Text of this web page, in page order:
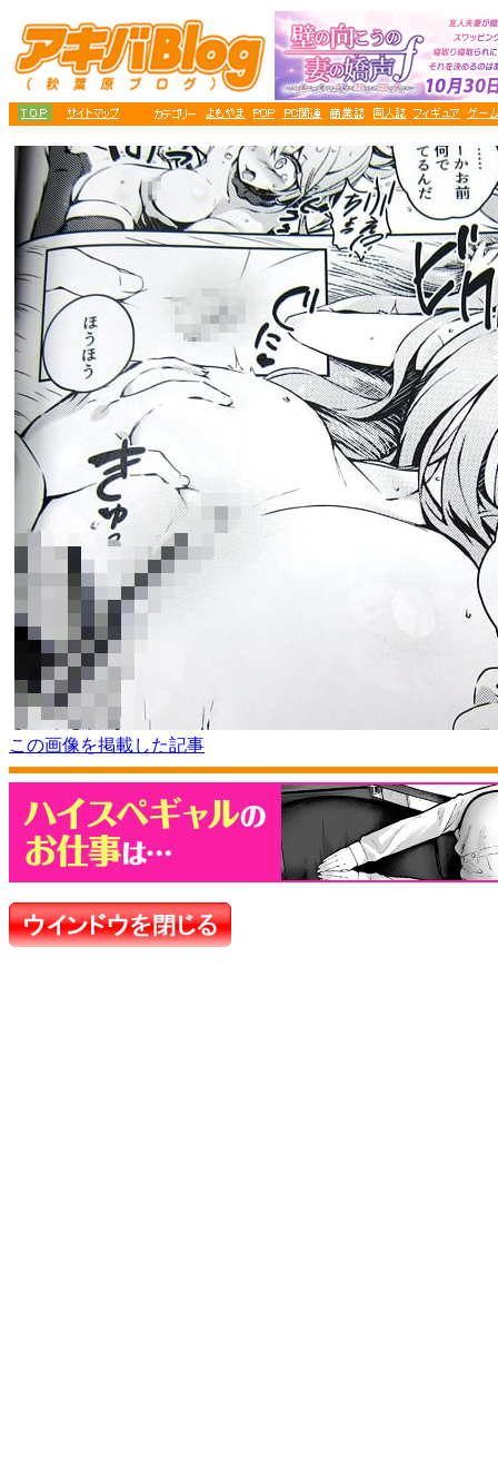
この画像を掲載した記事